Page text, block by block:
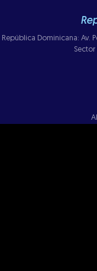
República Dominicana: Av.
Sector